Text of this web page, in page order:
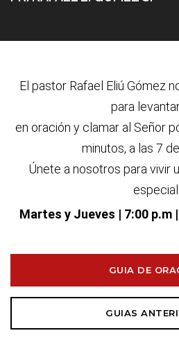
El pastor Rafael Eliú Gómez
para
en oración y clamar al Señor
minutos, a las 7
Únete a nosotros para vivir
especial
Martes y Jueves | 7:00 p.m
GUIA DE
GUIAS